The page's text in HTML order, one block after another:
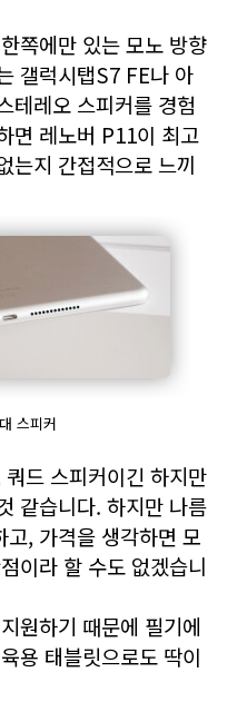
쪽에만 있는 모노 방향
갤럭시탭S7 FE나 아
테레오 스피커를 경험
면 레노버 P11이 최고
는지 간접적으로 느끼
스피커
드 스피커이긴 하지만
같습니다. 하지만 나름
, 가격을 생각하면 모
이라 할 수도 없겠습니
원하기 때문에 필기에
용 태블릿으로도 딱이